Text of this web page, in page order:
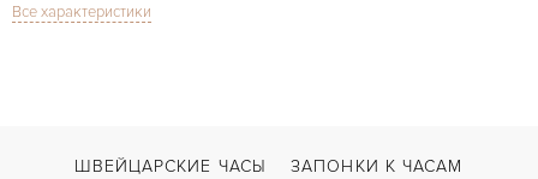
СТЕКЛО
Все характеристики
ШВЕЙЦАРСКИЕ ЧАСЫ
ЗАПОНКИ К ЧАСАМ